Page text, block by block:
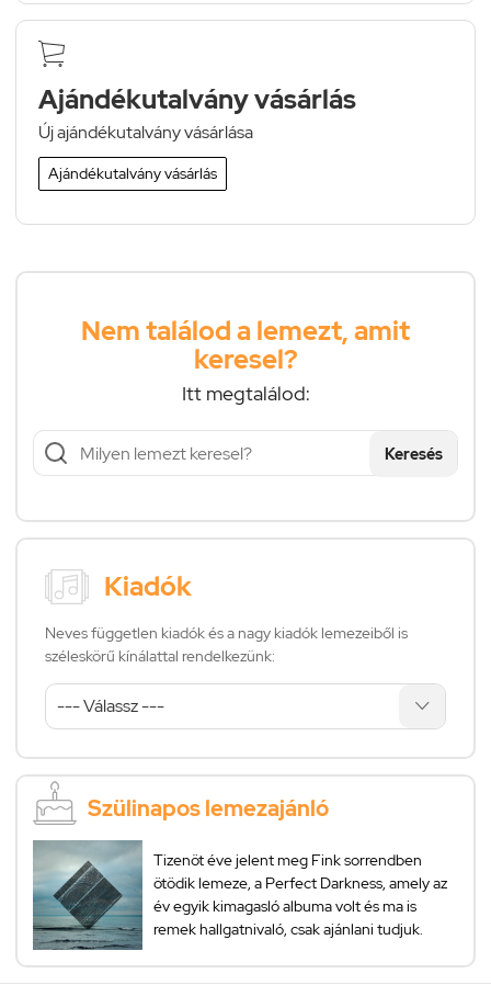

Ajándékutalvány vásárlás
Új ajándékutalvány vásárlása
Ajándékutalvány vásárlás
Nem találod a lemezt, amit
keresel?
Itt megtalálod:
Keresés
Kiadók
Neves független kiadók és a nagy kiadók lemezeiből is
széleskörű kínálattal rendelkezünk:
Szülinapos lemezajánló
Tizenöt éve jelent meg Fink sorrendben
ötödik lemeze, a Perfect Darkness, amely az
év egyik kimagasló albuma volt és ma is
remek hallgatnivaló, csak ajánlani tudjuk.